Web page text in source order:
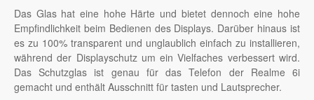
Das Glas hat eine hohe Härte und bietet dennoch eine hohe
Empfindlichkeit beim Bedienen des Displays. Darüber hinaus ist
es zu 100% transparent und unglaublich einfach zu installieren,
während der Displayschutz um ein Vielfaches verbessert wird.
Das Schutzglas ist genau für das Telefon der Realme 6i
gemacht und enthält Ausschnitt für tasten und Lautsprecher.